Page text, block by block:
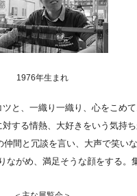
関東・甲信障害者
サポートセンター
祉法人みぬま福祉会
1976年生まれ
と、一織り一織り、心をこめて
する情熱、大好きをいう気持ち
間と冗談を言い、大声で笑い
がめ、満足そうな顔をする。